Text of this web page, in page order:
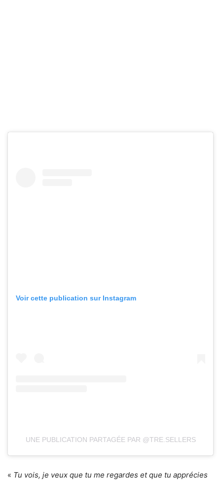
Voir cette publication sur Instagram
UNE PUBLICATION PARTAGÉE PAR @TRE.SELLERS
« Tu vois, je veux que tu me regardes et que tu apprécies